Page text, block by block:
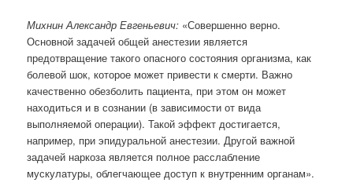
Михнин Александр Евгеньевич: «Совершенно верно.
Основной задачей общей анестезии является
предотвращение такого опасного состояния организма, как
болевой шок, которое может привести к смерти. Важно
качественно обезболить пациента, при этом он может
находиться и в сознании (в зависимости от вида
выполняемой операции). Такой эффект достигается,
например, при эпидуральной анестезии. Другой важной
задачей наркоза является полное расслабление
мускулатуры, облегчающее доступ к внутренним органам».